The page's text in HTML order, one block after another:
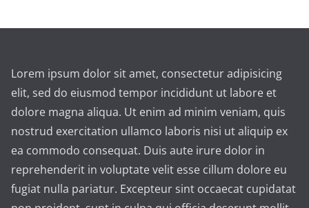
Lorem ipsum dolor sit amet, consectetur adipisicing
elit, sed do eiusmod tempor incididunt ut labore et
dolore magna aliqua. Ut enim ad minim veniam, quis
nostrud exercitation ullamco laboris nisi ut aliquip ex
ea commodo consequat. Duis aute irure dolor in
reprehenderit in voluptate velit esse cillum dolore eu
fugiat nulla pariatur. Excepteur sint occaecat cupidatat